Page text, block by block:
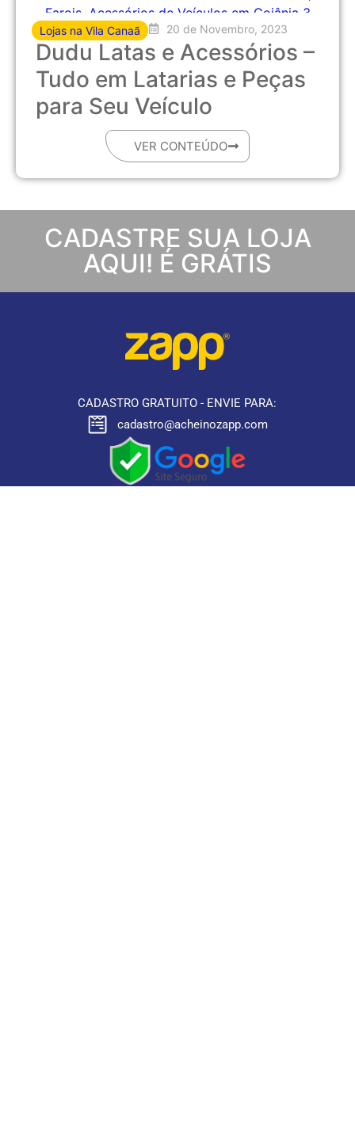
Lojas na Vila Canaã 20 de Novembro, 2023
Dudu Latas e Acessórios –
Tudo em Latarias e Peças
para Seu Veículo
VER CONTEÚDO
CADASTRE SUA LOJA
AQUI! É GRÁTIS
CADASTRO GRATUITO - ENVIE PARA:
cadastro@acheinozapp.com